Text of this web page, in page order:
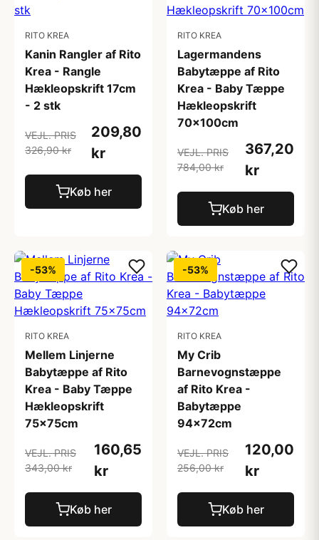
RITO KREA
Kanin Rangler af Rito
Krea - Rangle
Hækleopskrift 17cm
- 2 stk
VEJL. PRIS
326,90 kr
209,80
kr
Køb her
RITO KREA
Lagermandens
Babytæppe af Rito
Krea - Baby Tæppe
Hækleopskrift
70x100cm
VEJL. PRIS
784,00 kr
367,20
kr
Køb her
-53%
RITO KREA
Mellem Linjerne
Babytæppe af Rito
Krea - Baby Tæppe
Hækleopskrift
75x75cm
VEJL. PRIS
343,00 kr
160,65
kr
Køb her
-53%
RITO KREA
My Crib
Barnevognstæppe
af Rito Krea -
Babytæppe
94x72cm
VEJL. PRIS
256,00 kr
120,00
kr
Køb her